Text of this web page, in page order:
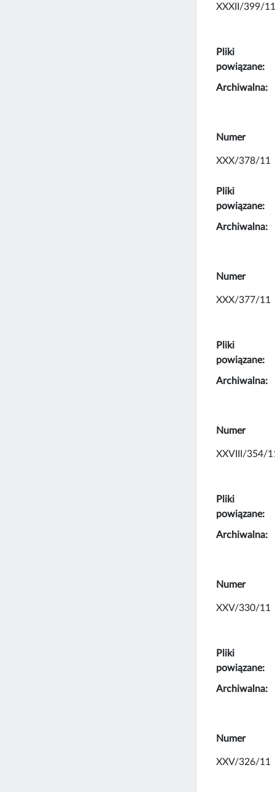
XXXII/399/11
Pliki
powiązane:
Archiwalna:
Numer
XXX/378/11
Pliki
powiązane:
Archiwalna:
Numer
XXX/377/11
Pliki
powiązane:
Archiwalna:
Numer
XXVIII/354/
Pliki
powiązane:
Archiwalna:
Numer
XXV/330/11
Pliki
powiązane:
Archiwalna:
Numer
XXV/326/11